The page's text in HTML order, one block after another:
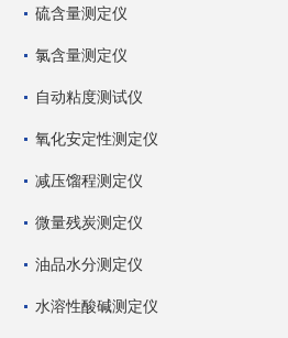
硫含量测定仪
氯含量测定仪
自动粘度测试仪
氧化安定性测定仪
减压馏程测定仪
微量残炭测定仪
油品水分测定仪
水溶性酸碱测定仪